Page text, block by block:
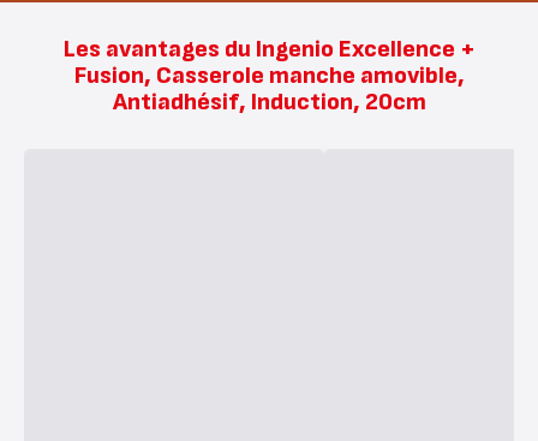
Les avantages du Ingenio Excellence +
Fusion, Casserole manche amovible,
Antiadhésif, Induction, 20cm